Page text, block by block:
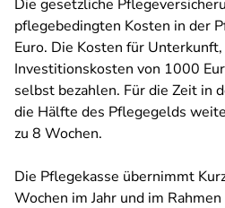
Die gesetzliche
pflegebedingten Kosten in der
Euro. Die Kosten für
Investitionskosten von 1000
selbst bezahlen. Für die Zeit in
die Hälfte des Pflegegelds
zu 8 Wochen.
Die Pflegekasse übernimmt
Wochen im Jahr und im